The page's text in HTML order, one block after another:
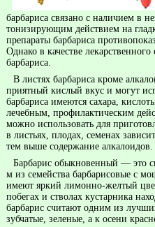
барбариса связано с наличием в
тонизирующим действием на
препараты барбариса
Однако в качестве
барбариса.
В листях барбариса кроме
приятный кислый вкус и могут
барбариса имеются сахара,
лечебным, профилактическим
можно использовать для
в листьях, плодах, семенах
тем выше содержание алкалоидов.
Барбарис обыкновенный — это
м из семейства барбарисовые с
имеют яркий лимонно-желтый
побегах и стволах кустарника
барбарис считают од­ним из
зубчатые, зеленые, а к осени